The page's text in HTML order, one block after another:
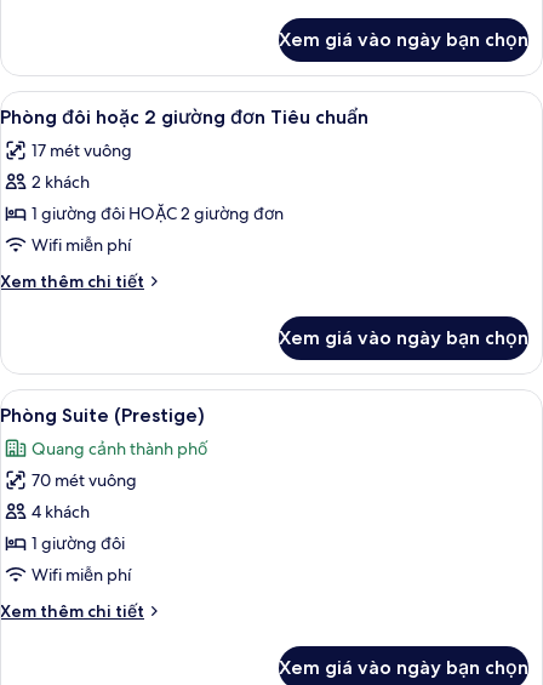
Phòng
đơn
Xem giá vào ngày bạn chọn
Xem
tất
cả
ảnh
Phòng
đôi
hoặc
2
đơn
Tiêu
chuẩn
Két bảo mật tại phòng, bàn, phòng
12
Phòng đôi hoặc 2 giường đơn Tiêu chuẩn
17 mét vuông
2 khách
1 giường đôi HOẶC 2 giường đơn
Wifi miễn phí
Xem thêm chi tiết
Chi
Phòng
đôi
hoặc
giường
đơn
Tiêu
chuẩn
Xem giá vào ngày bạn chọn
Xem
tất
cả
ảnh
Phòng
Suite
(Prestige)
Phòng Suite (Prestige) | Khu vực ăn
18
Phòng Suite (Prestige)
Quang cảnh thành phố
70 mét vuông
4 khách
1 giường đôi
Wifi miễn phí
Xem thêm chi tiết
Chi
Xem giá vào ngày bạn chọn